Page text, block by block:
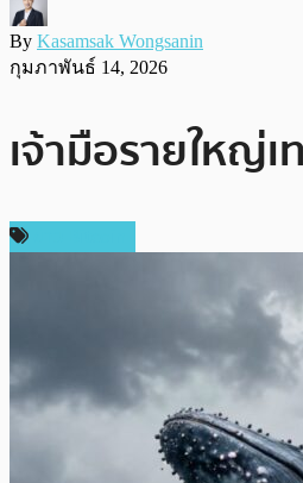
By Kasamsak Wongsanin
กุมภาพันธ์ 14, 2026
เจ้ามือรายใหญ่